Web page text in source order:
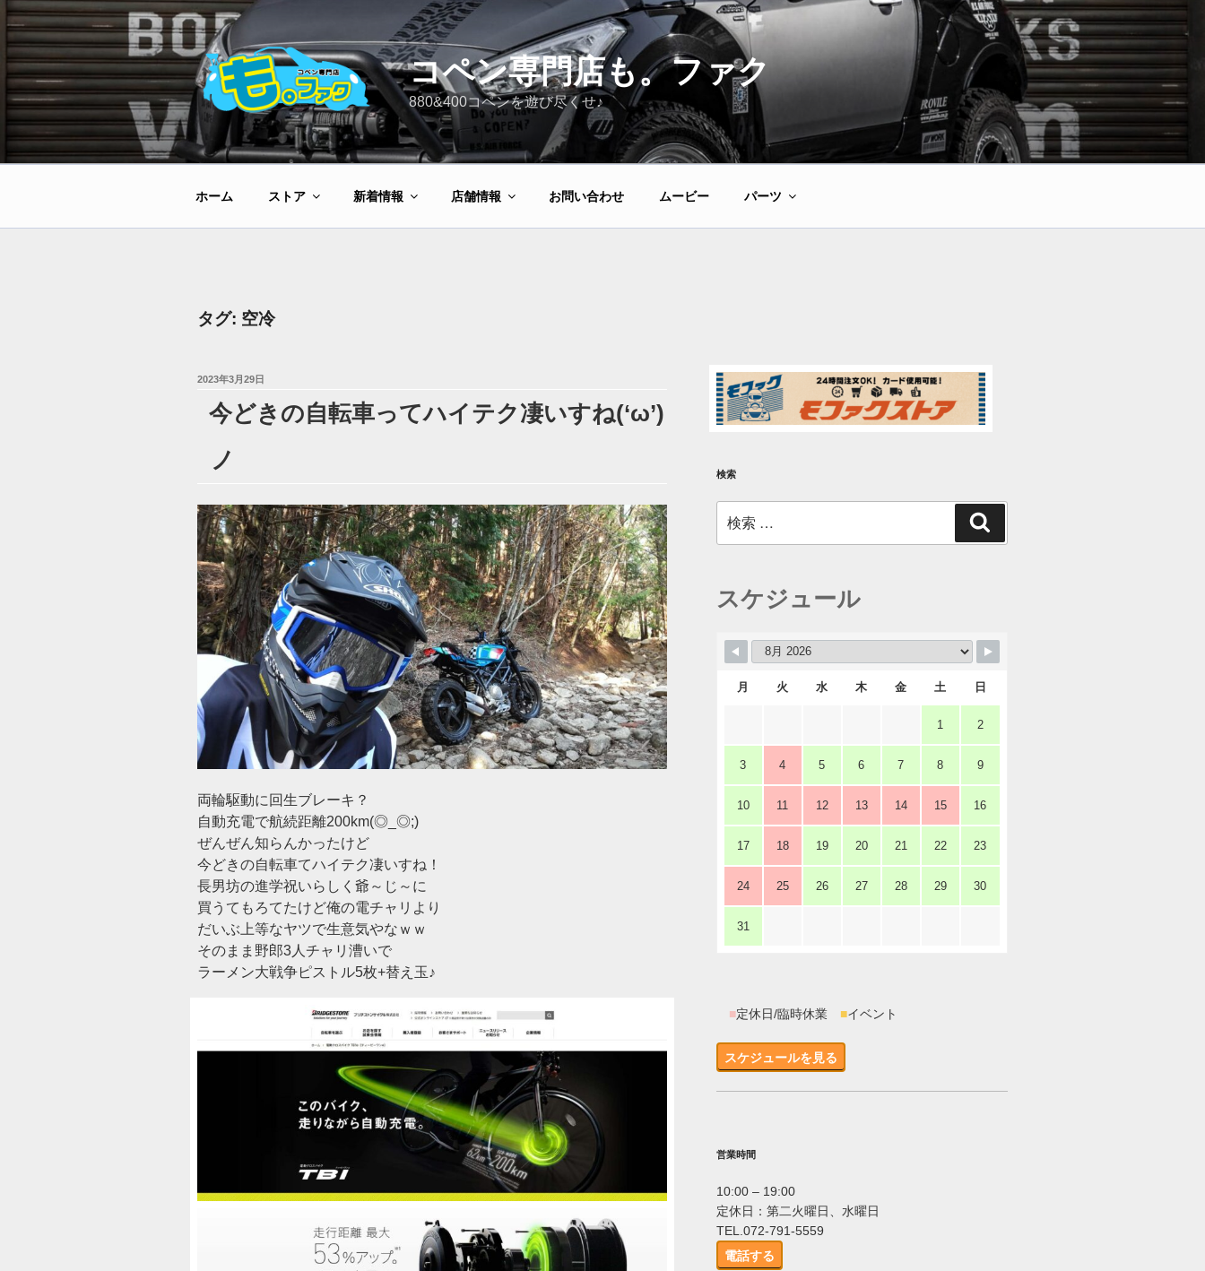
コ
ン
テ
ン
ツ
へ
ス
キ
コペン専門店も。ファク
880&400コペンを遊び尽くせ♪
ホーム ストア 新着情報 店舗情報 お問い合わせ ムービー パーツ
タグ: 空冷
投
2023年3月29日
今どきの自転車ってハイテク凄いすね(‘ω’)
ノ
両輪駆動に回生ブレーキ？
自動充電で航続距離200km(◎_◎;)
ぜんぜん知らんかったけど
今どきの自転車てハイテク凄いすね！
長男坊の進学祝いらしく爺～じ～に
買うてもろてたけど俺の電チャリより
だいぶ上等なヤツで生意気やなｗｗ
そのまま野郎3人チャリ漕いで
ラーメン大戦争ピストル5枚+替え玉♪
検索
索:
索
スケジュール
月 火 水 木 金 土 日
1 2
3 4 5 6 7 8 9
10 11 12 13 14 15 16
17 18 19 20 21 22 23
24 25 26 27 28 29 30
31
■定休日/臨時休業 ■イベント
スケジュールを見る
営業時間
10:00 – 19:00
定休日：第二火曜日、水曜日
TEL.072-791-5559
電話する